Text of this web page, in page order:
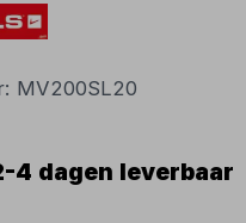
MV200SL20
4 dagen leverbaar